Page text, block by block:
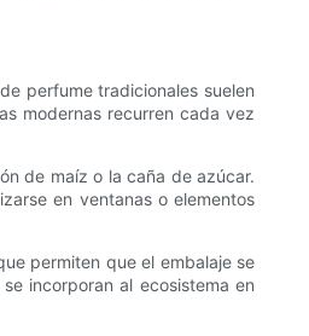
perfume tradicionales suelen
modernas recurren cada vez
de maíz o la caña de azúcar.
en ventanas o elementos
permiten que el embalaje se
incorporan al ecosistema en